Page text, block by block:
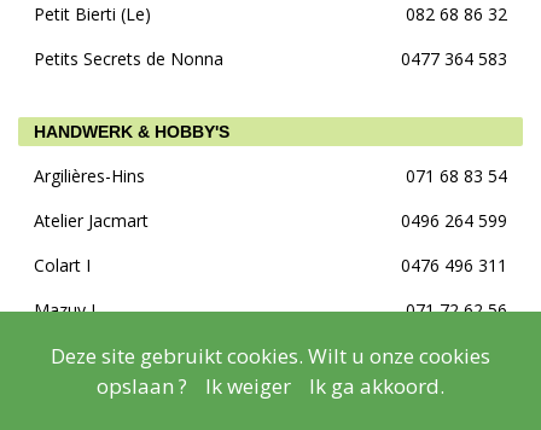
Petit Bierti (Le)
082 68 86 32
Petits Secrets de Nonna
0477 364 583
HANDWERK & HOBBY'S
Argilières-Hins
071 68 83 54
Atelier Jacmart
0496 264 599
Colart I
0476 496 311
Mazuy J
071 72 62 56
Quand Val Bricole
0477 384 140
0491 729 883
Deze site gebruikt cookies. Wilt u onze cookies
opslaan ?
Ik weiger Ik ga akkoord.